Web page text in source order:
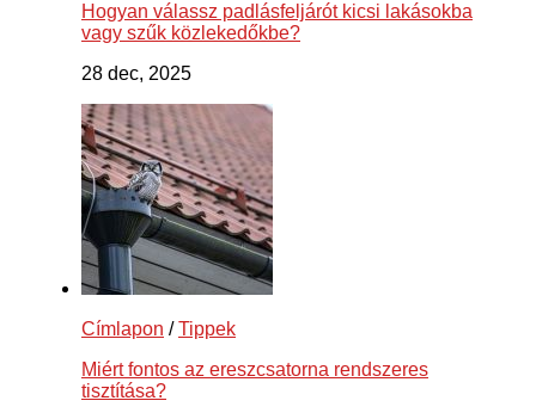
Hogyan válassz padlásfeljárót kicsi lakásokba
vagy szűk közlekedőkbe?
28 dec, 2025
Címlapon /Tippek
Miért fontos az ereszcsatorna rendszeres
tisztítása?